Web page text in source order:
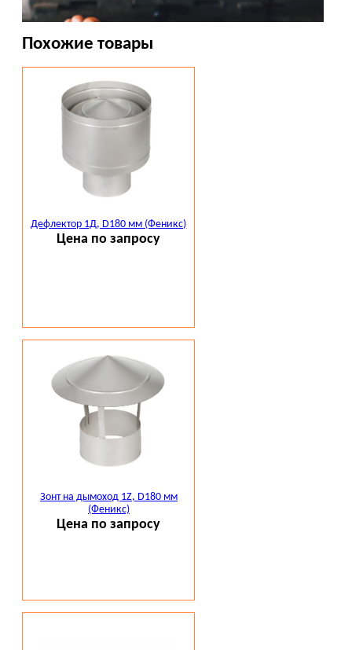
Похожие товары
Дефлектор 1Д, D180 мм (Феникс)
Цена по запросу
Зонт на дымоход 1Z, D180 мм
(Феникс)
Цена по запросу